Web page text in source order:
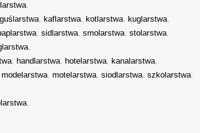
,
guślarstwa, kaflarstwa, kotlarstwa, kuglarstwa,
,sidlarstwa,smolarstwa,stolarstwa,
,
, handlarstwa, hotelarstwa, kanalarstwa,
modelarstwa, motelarstwa,siodlarstwa,szkolarstwa,
,